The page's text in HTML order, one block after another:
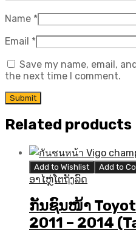
Name *
Email *
Save my name, email,
the next time I comment.
Related products
Add to Wishlist Add to
ອາໄຫຼ່ໂຕຖັງລົດ
ກັນຊົນໜ້າ
2011 – 2014